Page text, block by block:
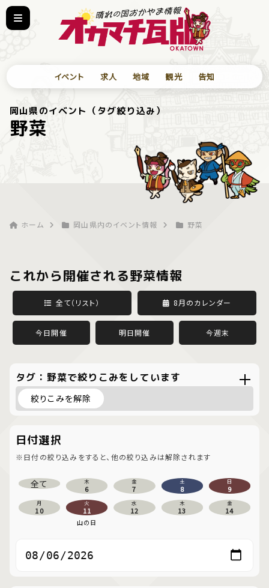
イベント 求人 地域 観光 告知
岡山県のイベント（タグ絞り込み）
野菜
ホーム 岡山県内のイベント情報 野菜
これから開催される野菜情報
全て（リスト） 8月のカレンダー
今日開催 明日開催 今週末
タグ：野菜で絞りこみをしています
絞りこみを解除
日付選択
※日付の絞り込みをすると、他の絞り込みは解除されます
全て 木
6
金
7
土
8
日
9
月
10
火
11
山の日
水
12
木
13
金
14